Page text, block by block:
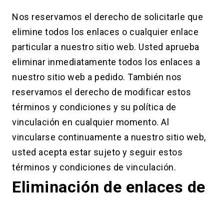
Nos reservamos el derecho de solicitarle que
elimine todos los enlaces o cualquier enlace
particular a nuestro sitio web. Usted aprueba
eliminar inmediatamente todos los enlaces a
nuestro sitio web a pedido. También nos
reservamos el derecho de modificar estos
términos y condiciones y su política de
vinculación en cualquier momento. Al
vincularse continuamente a nuestro sitio web,
usted acepta estar sujeto y seguir estos
términos y condiciones de vinculación.
Eliminación de enlaces de